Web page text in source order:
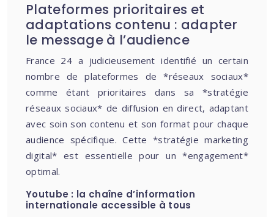
Plateformes prioritaires et
adaptations contenu : adapter
le message à l’audience
France 24 a judicieusement identifié un certain
nombre de plateformes de *réseaux sociaux*
comme étant prioritaires dans sa *stratégie
réseaux sociaux* de diffusion en direct, adaptant
avec soin son contenu et son format pour chaque
audience spécifique. Cette *stratégie marketing
digital* est essentielle pour un *engagement*
optimal.
Youtube : la chaîne d’information
internationale accessible à tous